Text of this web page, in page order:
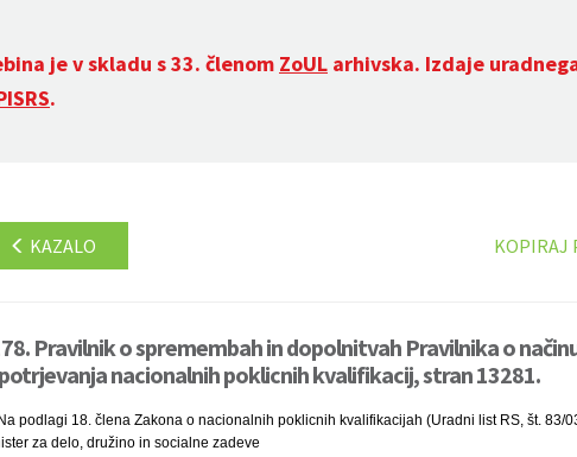
je v skladu s 33. členom ZoUL arhivska. Izdaje
.
KAZALO KOPIRAJ
Pravilnik o spremembah in dopolnitvah Pravilnika o
nacionalnih poklicnih kvalifikacij, stran 13281.
Na podlagi 18. člena Zakona o nacionalnih poklicnih kvalifikacijah (Uradni list RS, št. 83/
za delo, družino in socialne zadeve